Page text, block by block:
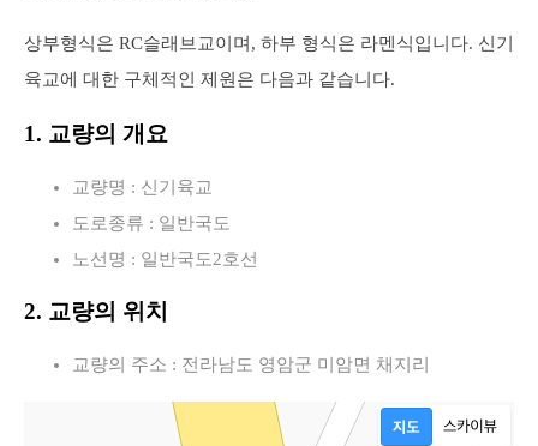
상부형식은 RC슬래브교이며, 하부 형식은 라멘식입니다. 신기
육교에 대한 구체적인 제원은 다음과 같습니다.
1. 교량의 개요
교량명 : 신기육교
도로종류 : 일반국도
노선명 : 일반국도2호선
2. 교량의 위치
교량의 주소 : 전라남도 영암군 미암면 채지리